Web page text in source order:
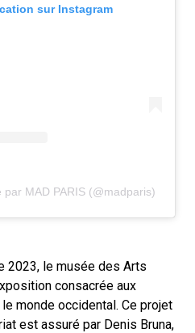
sur Instagram
MAD PARIS (@madparis)
2023, le musée des Arts
consacrée aux
monde occidental. Ce projet
est assuré par Denis Bruna,